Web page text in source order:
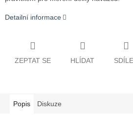
Detailní informace
ZEPTAT SE HLÍDAT
Popis Diskuze